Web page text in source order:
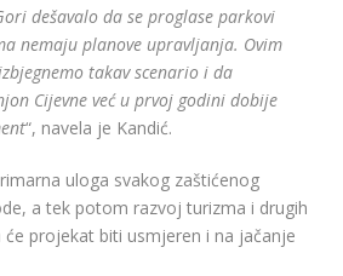
dešavalo da se proglase parkovi
nemaju planove upravljanja. Ovim
takav scenario i da
Cijevne već u prvoj godini dobije
“, navela je Kandić.
uloga svakog zaštićenog
a tek potom razvoj turizma i drugih
projekat biti usmjeren i na jačanje